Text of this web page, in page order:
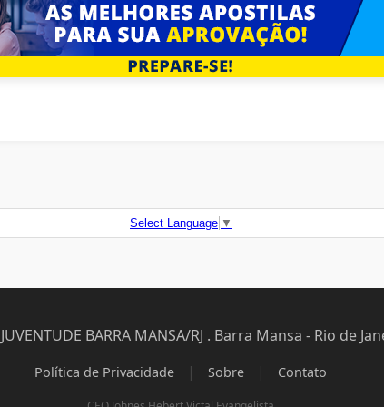
Select Language ▼
BARRA MANSA/RJ . Barra Mansa - Rio de
Política de Privacidade | Sobre | Contato